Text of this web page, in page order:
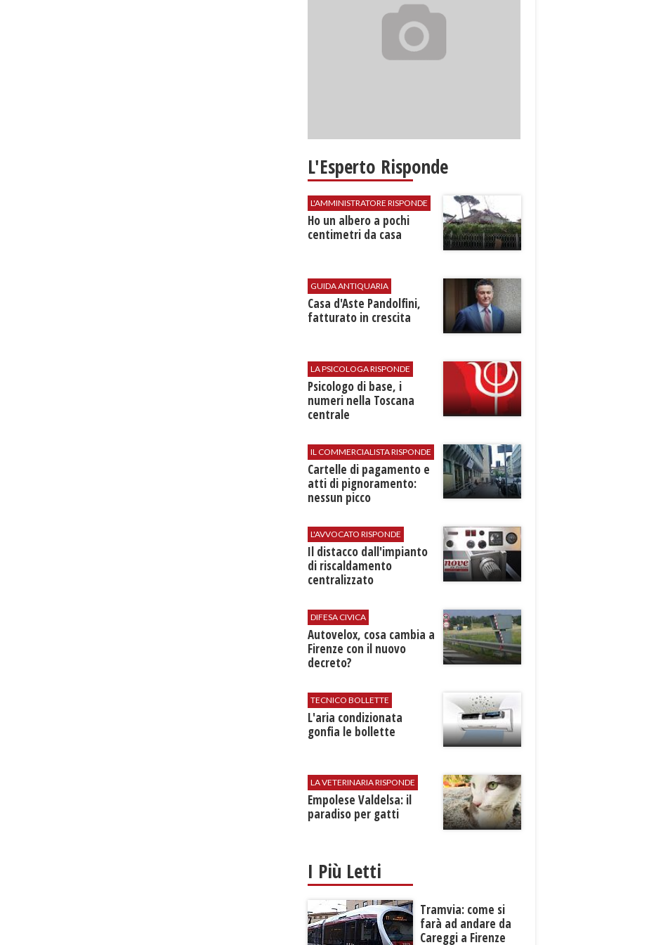
L'Esperto Risponde
L'AMMINISTRATORE RISPONDE
Ho un albero a pochi
centimetri da casa
GUIDA ANTIQUARIA
Casa d'Aste Pandolfini,
fatturato in crescita
LA PSICOLOGA RISPONDE
Psicologo di base, i
numeri nella Toscana
centrale
IL COMMERCIALISTA RISPONDE
Cartelle di pagamento e
atti di pignoramento:
nessun picco
L'AVVOCATO RISPONDE
Il distacco dall'impianto
di riscaldamento
centralizzato
DIFESA CIVICA
Autovelox, cosa cambia a
Firenze con il nuovo
decreto?
TECNICO BOLLETTE
L'​aria condizionata
gonfia le bollette
LA VETERINARIA RISPONDE
Empolese Valdelsa: il
paradiso per gatti
I Più Letti
Tramvia: come si
farà ad andare da
Careggi a Firenze